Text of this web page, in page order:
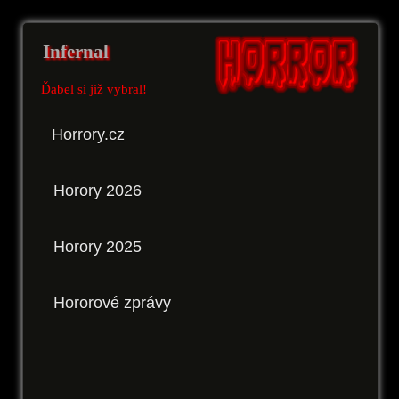
Infernal
Ďabel si již vybral!
Horrory.cz
Horory 2026
Horory 2025
Hororové zprávy